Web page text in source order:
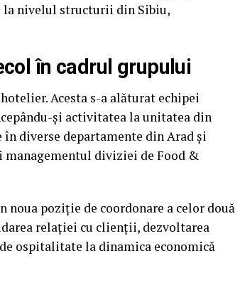
la nivelul structurii din Sibiu,
în cadrul grupului
Acesta s-a alăturat echipei
și activitatea la unitatea din
diverse departamente din Arad și
managementul diviziei de Food &
poziție de coordonare a celor două
relației cu clienții, dezvoltarea
ospitalitate la dinamica economică